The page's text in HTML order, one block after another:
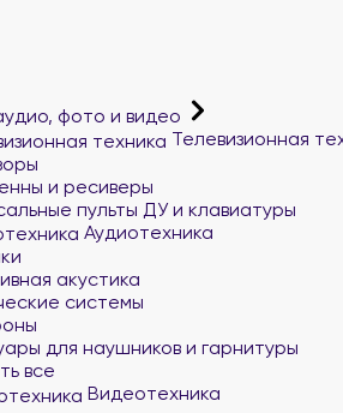
фото и видео
Телевизионная
и ресиверы
пульты ДУ и клавиатуры
Аудиотехника
акустика
системы
для наушников и гарнитуры
все
Видеотехника